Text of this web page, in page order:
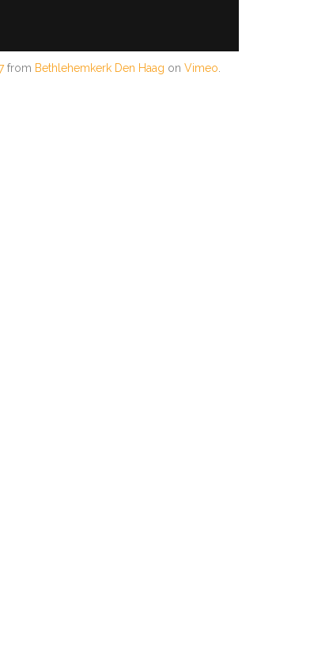
from Bethlehemkerk Den Haag on Vimeo